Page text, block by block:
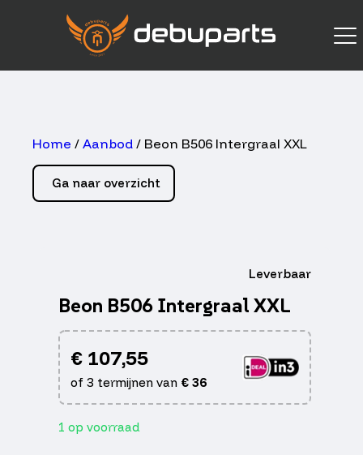
Home / Aanbod / Beon B506 Intergraal XXL
Ga naar overzicht
Leverbaar
Beon B506 Intergraal XXL
€107,55
of 3 termijnen van €36
1 op voorraad